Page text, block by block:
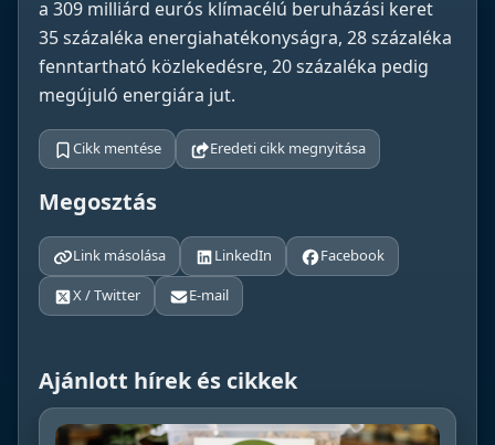
a 309 milliárd eurós klímacélú beruházási keret
35 százaléka energiahatékonyságra, 28 százaléka
fenntartható közlekedésre, 20 százaléka pedig
megújuló energiára jut.
Cikk mentése Eredeti cikk megnyitása
Megosztás
Link másolása LinkedIn
Facebook
X / Twitter
E-mail
Ajánlott hírek és cikkek